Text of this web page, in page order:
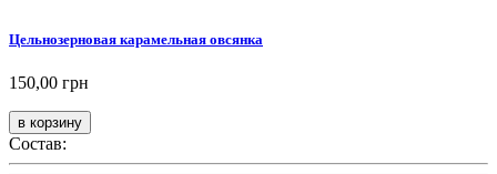
Цельнозерновая карамельная овсянка
150,00 грн
Состав: